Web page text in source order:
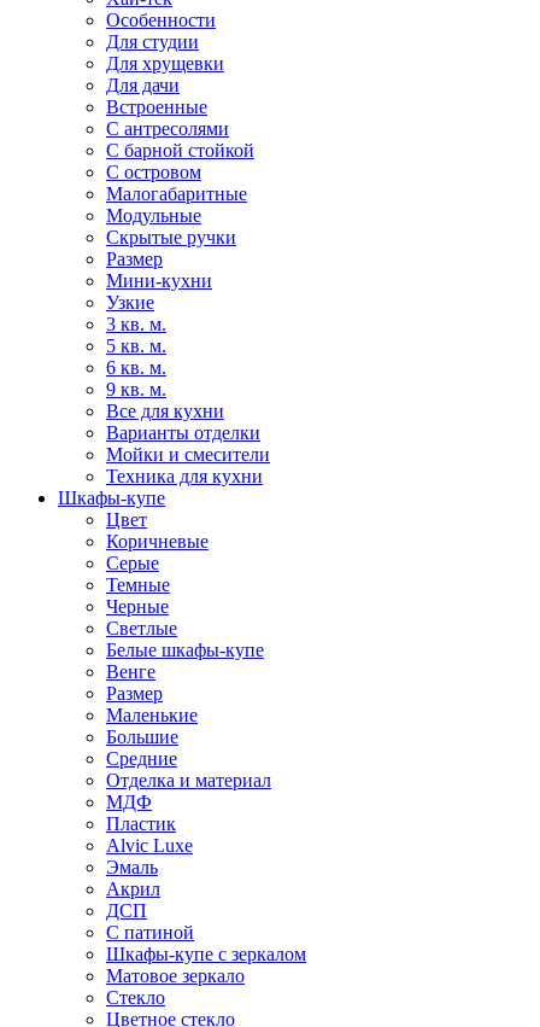
Особенности
Для студии
Для хрущевки
Для дачи
Встроенные
С антресолями
С барной стойкой
С островом
Малогабаритные
Модульные
Скрытые ручки
Размер
Мини-кухни
Узкие
3 кв. м.
5 кв. м.
6 кв. м.
9 кв. м.
Все для кухни
Варианты отделки
Мойки и смесители
Техника для кухни
Шкафы-купе
Цвет
Коричневые
Серые
Темные
Черные
Светлые
Белые шкафы-купе
Венге
Размер
Маленькие
Большие
Средние
Отделка и материал
МДФ
Пластик
Alvic Luxe
Эмаль
Акрил
ДСП
С патиной
Шкафы-купе с зеркалом
Матовое зеркало
Стекло
Цветное стекло